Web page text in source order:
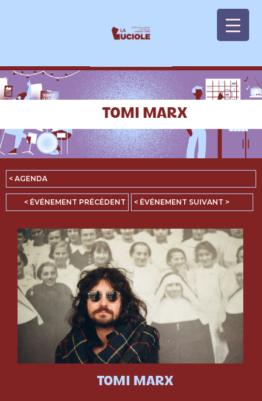
TOMI MARX
< AGENDA
< ÉVÉNEMENT PRÉCÉDENT < ÉVÉNEMENT SUIVANT >
TOMI MARX